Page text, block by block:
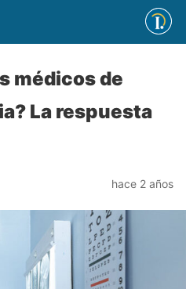
médicos de
La respuesta
hace 2 años